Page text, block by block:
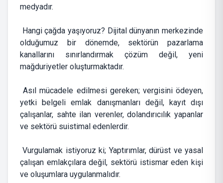
medyadır.
Hangi çağda yaşıyoruz? Dijital dünyanın merkezinde
olduğumuz bir dönemde, sektörün pazarlama
kanallarını sınırlandırmak çözüm değil, yeni
mağduriyetler oluşturmaktadır.
Asıl mücadele edilmesi gereken; vergisini ödeyen,
yetki belgeli emlak danışmanları değil, kayıt dışı
çalışanlar, sahte ilan verenler, dolandırıcılık yapanlar
ve sektörü suistimal edenlerdir.
Vurgulamak istiyoruz ki; Yaptırımlar, dürüst ve yasal
çalışan emlakçılara değil, sektörü istismar eden kişi
ve oluşumlara uygulanmalıdır.